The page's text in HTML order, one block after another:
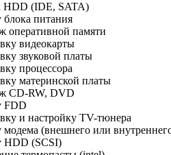
HDD (IDE, SATA)
блока питания
оперативной памяти
видеокарты
звуковой платы
процессора
материнской платы
CD-RW, DVD
FDD
и настройку TV-тюнера
модема (внешнего или
HDD (SCSI)